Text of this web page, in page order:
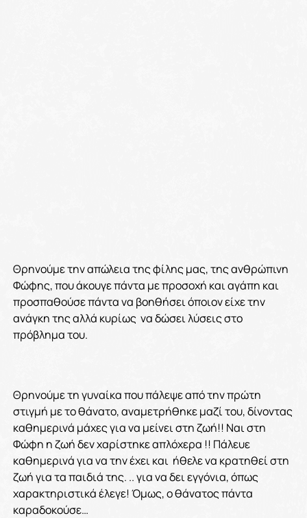
Θρηνούμε την απώλεια της φίλης μας, της ανθρώπινη
Φώφης, που άκουγε πάντα με προσοχή και αγάπη και
προσπαθούσε πάντα να βοηθήσει όποιον είχε την
ανάγκη της αλλά κυρίως να δώσει λύσεις στο
πρόβλημα του.
Θρηνούμε τη γυναίκα που πάλεψε από την πρώτη
στιγμή με το θάνατο, αναμετρήθηκε μαζί του, δίνοντας
καθημερινά μάχες για να μείνει στη ζωή!! Ναι στη
Φώφη η ζωή δεν χαρίστηκε απλόχερα !! Πάλευε
καθημερινά για να την έχει και ήθελε να κρατηθεί στη
ζωή για τα παιδιά της. .. για να δει εγγόνια, όπως
χαρακτηριστικά έλεγε! Όμως, ο θάνατος πάντα
καραδοκούσε…